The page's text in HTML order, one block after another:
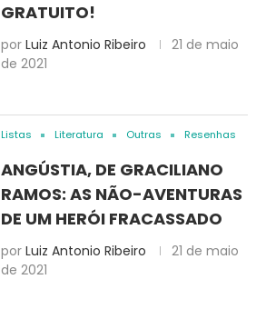
GRATUITO!
por Luiz Antonio Ribeiro
21 de maio
de 2021
Listas Literatura Outras Resenhas
ANGÚSTIA, DE GRACILIANO
RAMOS: AS NÃO-AVENTURAS
DE UM HERÓI FRACASSADO
por Luiz Antonio Ribeiro
21 de maio
de 2021